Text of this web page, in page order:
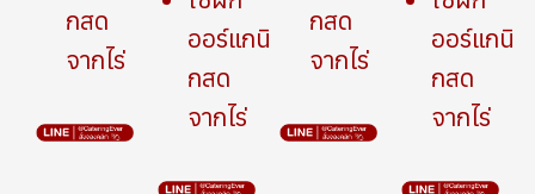
กสด
จากไร่
ออร์แกนิ
กสด
จากไร่
กสด
จากไร่
ออร์แกนิ
กสด
จากไร่